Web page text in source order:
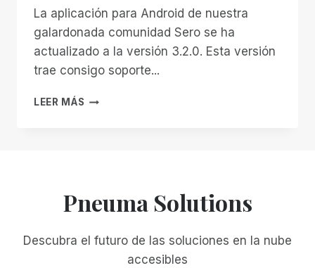
La aplicación para Android de nuestra
galardonada comunidad Sero se ha
actualizado a la versión 3.2.0. Esta versión
trae consigo soporte...
LEER MÁS ¡SERO
CARA!
Pneuma Solutions
Descubra el futuro de las soluciones en la nube
accesibles